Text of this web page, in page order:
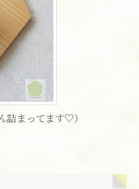
詰まってます♡）